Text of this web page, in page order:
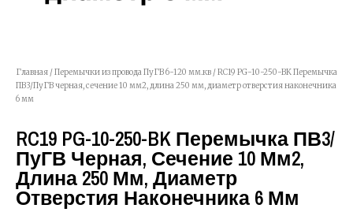
Главная /Перемычки из провода ПуГВ 6-120 мм.кв / RC19 PG-10-250-BK Перемычка
ПВ3/ПуГВ черная, сечение 10 мм2, длина 250 мм, диаметр отверстия наконечника
6 мм
RC19 PG-10-250-BK Перемычка ПВ3/
ПуГВ Черная, Сечение 10 Мм2,
Длина 250 Мм, Диаметр
Отверстия Наконечника 6 Мм